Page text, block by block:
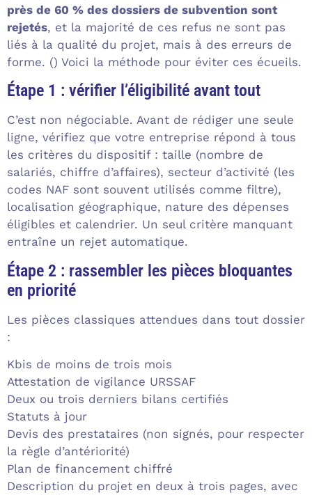
près de 60 % des dossiers de subvention sont
rejetés, et la majorité de ces refus ne sont pas
liés à la qualité du projet, mais à des erreurs de
forme. () Voici la méthode pour éviter ces écueils.
Étape 1 : vérifier l’éligibilité avant tout
C’est non négociable. Avant de rédiger une seule
ligne, vérifiez que votre entreprise répond à tous
les critères du dispositif : taille (nombre de
salariés, chiffre d’affaires), secteur d’activité (les
codes NAF sont souvent utilisés comme filtre),
localisation géographique, nature des dépenses
éligibles et calendrier. Un seul critère manquant
entraîne un rejet automatique.
Étape 2 : rassembler les pièces bloquantes
en priorité
Les pièces classiques attendues dans tout dossier
:
Kbis de moins de trois mois
Attestation de vigilance URSSAF
Deux ou trois derniers bilans certifiés
Statuts à jour
Devis des prestataires (non signés, pour respecter
la règle d’antériorité)
Plan de financement chiffré
Description du projet en deux à trois pages, avec